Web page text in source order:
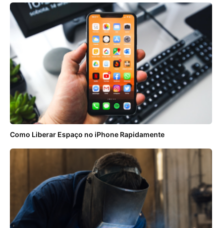
Como Liberar Espaço no iPhone Rapidamente